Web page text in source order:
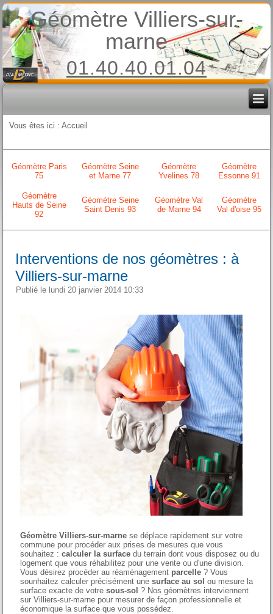
Géomètre Villiers-sur-
marne
01.40.40.01.04
Vous êtes ici :Accueil
Géomètre Paris
75
Géomètre Seine
et Marne 77
Géomètre
Yvelines 78
Géomètre
Essonne 91
Géomètre
Hauts de Seine
92
Géomètre Seine
Saint Denis 93
Géomètre Val
de Marne 94
Géomètre
Val d'oise 95
Interventions de nos géomètres : à
Villiers-sur-marne
Publié le lundi 20 janvier 2014 10:33
Géomètre Villiers-sur-marne se déplace rapidement sur votre
commune pour procéder aux prises de mesures que vous
souhaitez :calculer la surface du terrain dont vous disposez ou du
logement que vous réhabilitez pour une vente ou d'une division.
Vous désirez procéder au réaménagement parcelle ? Vous
sounhaitez calculer précisément unesurface au sol ou mesure la
surface exacte de votresous-sol ? Nos géomètres interviennent
sur Villiers-sur-marne pour mesurer de façon professionnelle et
économique la surface que vous possédez.